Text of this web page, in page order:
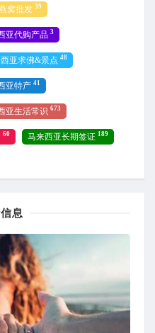
窝批发 39
亚代购产品 3
亚求佛&景点 48
亚特产 41
亚生活常识 673
60 马来西亚长期签证 189
息